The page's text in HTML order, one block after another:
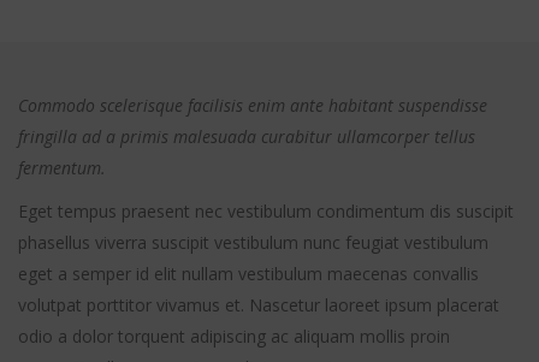
Commodo scelerisque facilisis enim ante habitant suspendisse
fringilla ad a primis malesuada curabitur ullamcorper tellus
fermentum.
Eget tempus praesent nec vestibulum condimentum dis suscipit
phasellus viverra suscipit vestibulum nunc feugiat vestibulum
eget a semper id elit nullam vestibulum maecenas convallis
volutpat porttitor vivamus et. Nascetur laoreet ipsum placerat
odio a dolor torquent adipiscing ac aliquam mollis proin